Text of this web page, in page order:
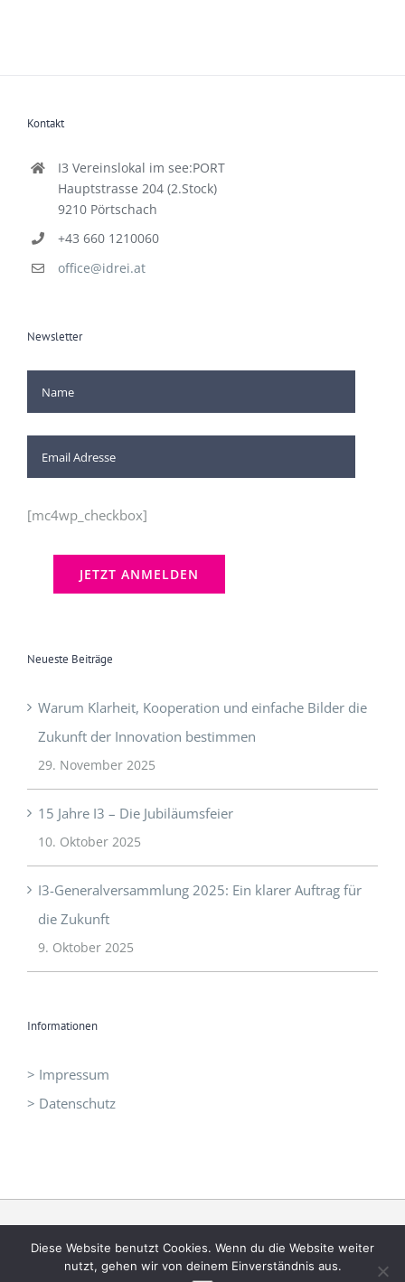
Kontakt
I3 Vereinslokal im see:PORT
Hauptstrasse 204 (2.Stock)
9210 Pörtschach
+43 660 1210060
office@idrei.at
Newsletter
[mc4wp_checkbox]
Neueste Beiträge
Warum Klarheit, Kooperation und einfache Bilder die
Zukunft der Innovation bestimmen
29. November 2025
15 Jahre I3 – Die Jubiläumsfeier
10. Oktober 2025
I3-Generalversammlung 2025: Ein klarer Auftrag für
die Zukunft
9. Oktober 2025
Informationen
> Impressum
> Datenschutz
©I3 - Initiative Intelligent Innovation|office@idrei.at| +43 660
1210060
Diese Website benutzt Cookies. Wenn du die Website weiter
nutzt, gehen wir von deinem Einverständnis aus.